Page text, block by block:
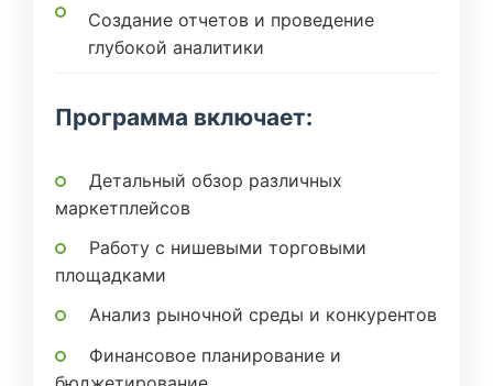
Создание отчетов и проведение
глубокой аналитики
Программа включает:
Детальный обзор различных
маркетплейсов
Работу с нишевыми торговыми
площадками
Анализ рыночной среды и конкурентов
Финансовое планирование и